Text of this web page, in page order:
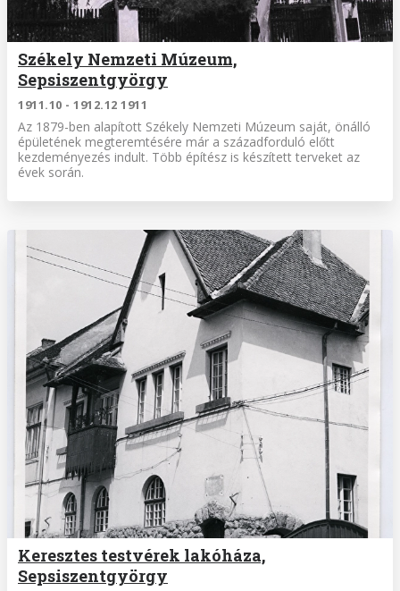
Székely Nemzeti Múzeum,
Sepsiszentgyörgy
1911.10 - 1912.12 1911
Az 1879-ben alapított Székely Nemzeti Múzeum saját, önálló
épületének megteremtésére már a századforduló előtt
kezdeményezés indult. Több építész is készített terveket az
évek során.
Keresztes testvérek lakóháza,
Sepsiszentgyörgy